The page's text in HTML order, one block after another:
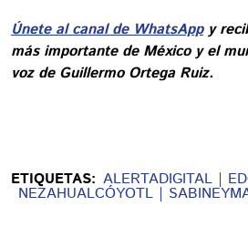
Únete al canal de WhatsAppy
más importante de México y el
voz de Guillermo Ortega Ruiz.
ETIQUETAS: ALERTADIGITAL
NEZAHUALCÓYOTL